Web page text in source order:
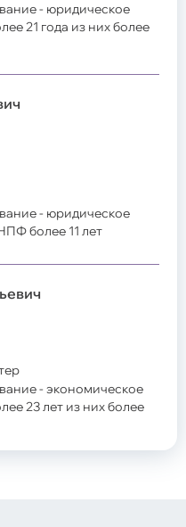
- юридическое
21 года из них более
- юридическое
более 11 лет
- экономическое
23 лет из них более